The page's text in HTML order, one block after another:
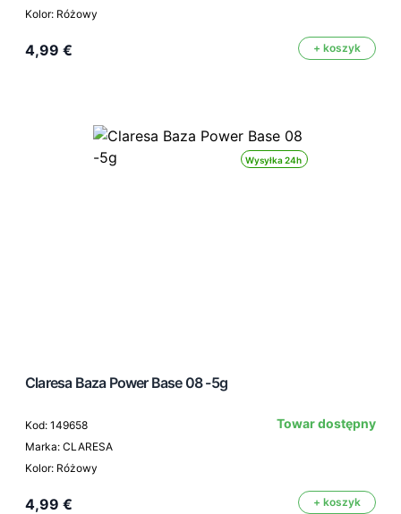
Kolor: Różowy
4,99 € + koszyk
Wysyłka 24h
Claresa Baza Power Base 08 -5g
Kod: 149658
Marka: CLARESA
Kolor: Różowy
Towar dostępny
4,99 € + koszyk